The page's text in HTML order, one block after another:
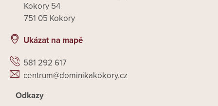
Kokory 54
751 05 Kokory
Ukázat na mapě
581 292 617
centrum@dominikakokory.cz
Odkazy